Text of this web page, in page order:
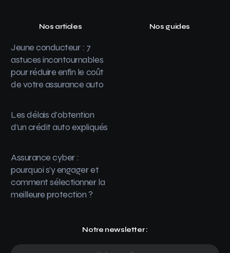
Nos articles
Jeune conducteur : 7
astuces incontournables
pour réduire enfin le coût
de votre assurance auto
Les délais d’obtention
d’un crédit auto expliqués
Assurance cyber :
pourquoi s’y engager et
comment sélectionner la
meilleure protection ?
Nos guides
Notre newsletter :